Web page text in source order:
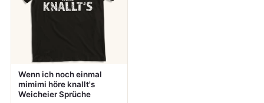
Wenn ich noch einmal
mimimi höre knallt's
Weicheier Sprüche